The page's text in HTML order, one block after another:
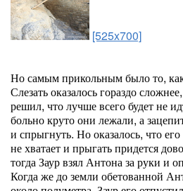
[525x700]
Но самым прикольным было то, как
Слезать оказалось гораздо
решил, что лучше всего будет не
больно круто они лежали, а
и спрыгнуть. Но оказалось, что
не хватает и прыгать придется
тогда Заур взял Антона за руки и
Когда же до земли обетованной